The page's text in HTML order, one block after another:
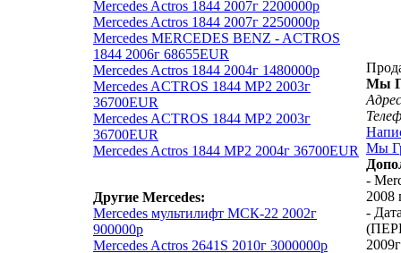
Mercedes Actros 1844 2007г 2200000р
Mercedes Actros 1844 2007г 2250000р
Mercedes MERCEDES BENZ - ACTROS
1844 2006г 68655EUR
Mercedes Actros 1844 2004г 1480000р
Mercedes ACTROS 1844 MP2 2003г
36700EUR
Mercedes ACTROS 1844 MP2 2003г
36700EUR
Mercedes Actros 1844 MP2 2004г 36700EUR
Другие Mercedes:
Mercedes мультилифт МСК-22 2002г
900000р
Mercedes Actros 2641S 2010г 3000000р
Мы
Мы
-
2008
-